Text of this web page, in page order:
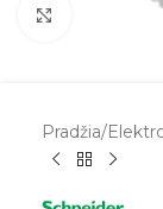
Pradžia/